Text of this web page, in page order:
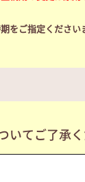
をご指定ください
いてご了承